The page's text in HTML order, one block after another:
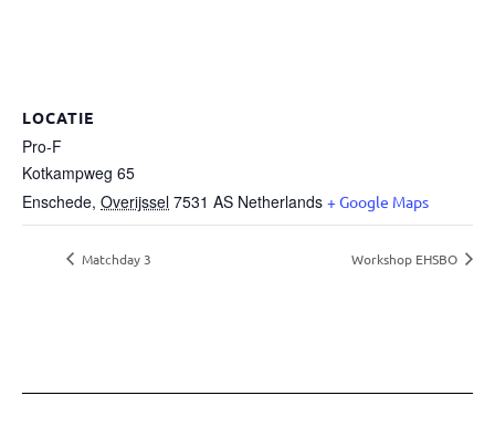
LOCATIE
Pro-F
Kotkampweg 65
Enschede, Overijssel 7531 AS Netherlands + Google Maps
Matchday 3 Workshop EHSBO